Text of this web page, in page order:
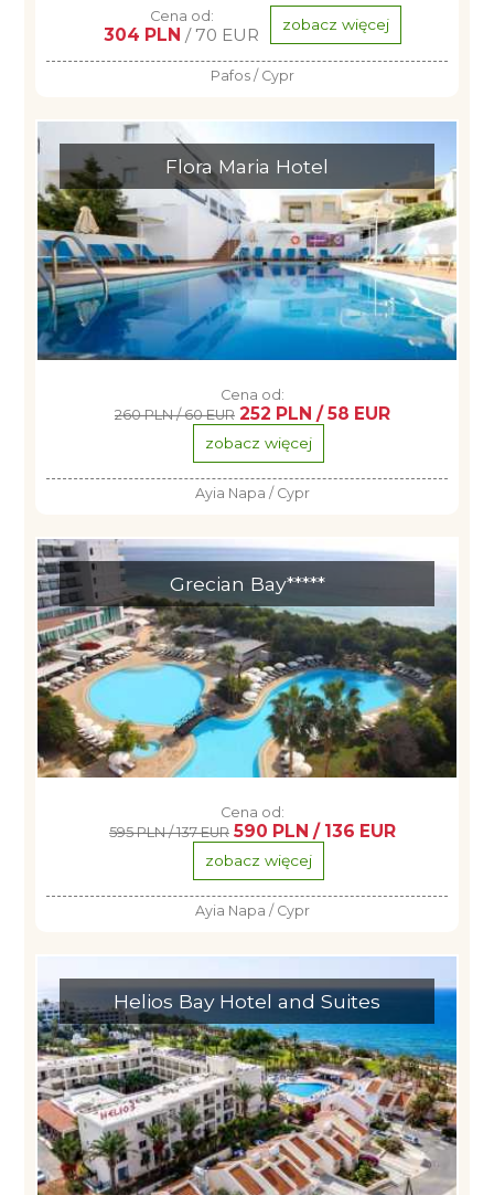
Cena od:
304 PLN / 70 EUR zobacz więcej
Pafos / Cypr
Flora Maria Hotel
Cena od:
260 PLN / 60 EUR 252 PLN / 58 EUR
zobacz więcej
Ayia Napa / Cypr
Grecian Bay*****
Cena od:
595 PLN / 137 EUR 590 PLN / 136 EUR
zobacz więcej
Ayia Napa / Cypr
Helios Bay Hotel and Suites